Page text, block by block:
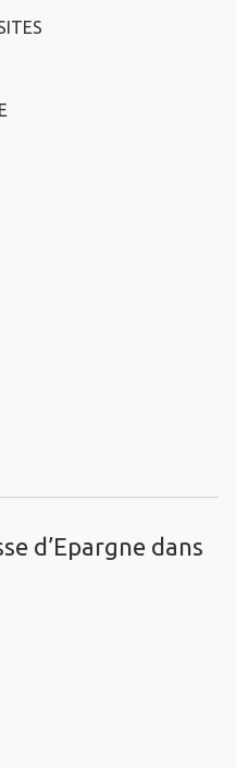
d’Epargne dans